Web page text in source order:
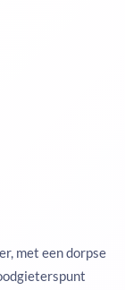
met een dorpse